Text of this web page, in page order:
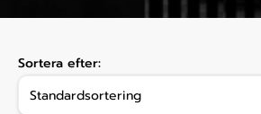
Sortera efter: